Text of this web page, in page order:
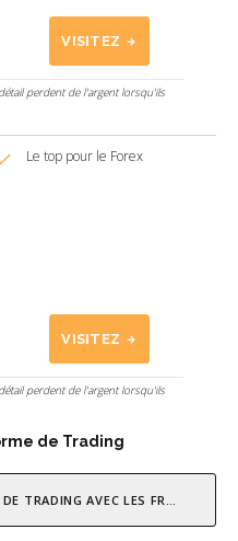
VISITEZ
perdent de l'argent lorsqu'ils
Le top pour le Forex
VISITEZ
perdent de l'argent lorsqu'ils
de Trading
TRADING AVEC LES FRAIS LES